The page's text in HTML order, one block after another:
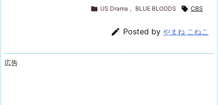
 US Drama , BLUE BLOODS  CBS
 Posted by やまね こねこ
広告